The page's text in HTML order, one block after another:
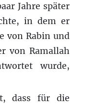
Jahre später
in dem er
von Rabin und
von Ramallah
wurde,
dass für die